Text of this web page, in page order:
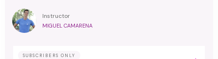
Instructor
MIGUEL CAMARENA
SUBSCRIBERS ONLY